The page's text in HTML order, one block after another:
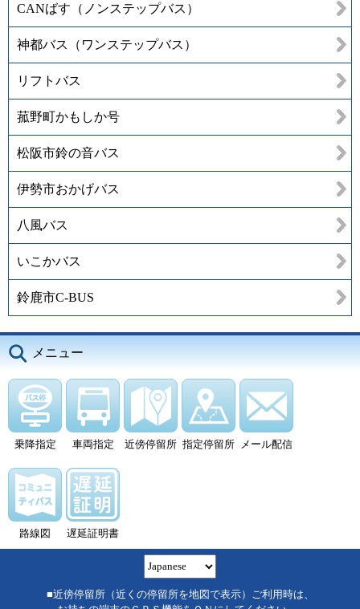
CANばす（ノンステップバス）
神都バス（ワンステップバス）
リフトバス
菰野町かもしか号
松阪市鈴の音バス
伊勢市おかげバス
八風バス
いこかバス
鈴鹿市C-BUS
メニュー
乗降指定 車両指定 近傍停留所 指定停留所 メール配信
路線図 遅延証明書
■近傍停留所（近くの停留所を地図で表示）ご利用時は、